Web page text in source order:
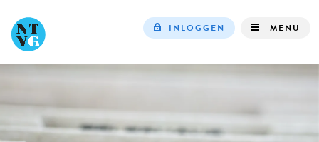
navigation
INLOGGEN MENU